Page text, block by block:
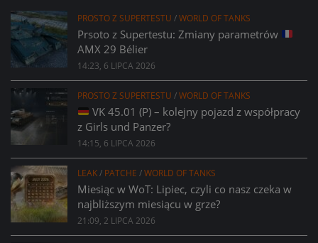
PROSTO Z SUPERTESTU /WORLD OF TANKS
Prsoto z Supertestu: Zmiany parametrów
AMX 29 Bélier
14:23, 6 LIPCA 2026
PROSTO Z SUPERTESTU /WORLD OF TANKS
VK 45.01 (P) – kolejny pojazd z współpracy
z Girls und Panzer?
14:15, 6 LIPCA 2026
LEAK/ PATCHE /WORLD OF TANKS
Miesiąc w WoT: Lipiec, czyli co nasz czeka w
najbliższym miesiącu w grze?
21:09, 2 LIPCA 2026